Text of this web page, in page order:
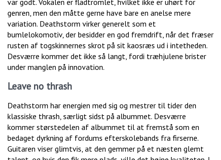
var godt. Vokalen er fladtromlet, hvilket ikke er uhørt for
genren, men den måtte gerne have bare en anelse mere
variation. Deathstorm virker generelt som et
bumlelokomotiv, der besidder en god fremdrift, når det fræser
rusten af togskinnernes skrot på sit kaosræs ud i intetheden.
Desværre kommer det ikke så langt, fordi træhjulene brister
under manglen på innovation.
Leave no thrash
Deathstorm har energien med sig og mestrer til tider den
klassiske thrash, særligt sidst på albummet. Desværre
kommer størstedelen af albummet til at fremstå som en
bedaget dyrkning af fordums efterskolebands fra firserne.
Guitaren viser glimtvis, at den gemmer på et næsten glemt